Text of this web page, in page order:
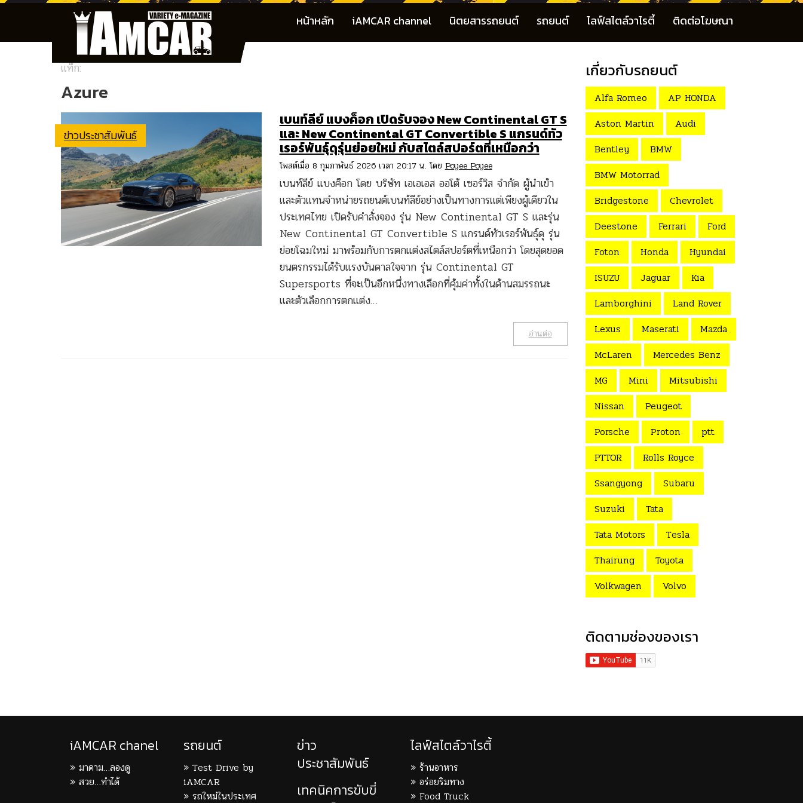
หน้าหลัก iAMCAR channel นิตยสารรถยนต์ รถยนต์ ไลฟ์สไตล์วาไรตี้ ติดต่อโฆษณา
แท็ก:
Azure
ข่าวประชาสัมพันธ์
เบนท์ลีย์ แบงค็อก เปิดรับจอง New Continental GT S
และ New Continental GT Convertible S แกรนด์ทัว
เรอร์พันธุ์ดุรุ่นย่อยใหม่ กับสไตล์สปอร์ตที่เหนือกว่า
โพสต์เมื่อ 8 กุมภาพันธ์ 2026 เวลา 20:17 น. โดย Poyee Poyee
เบนท์ลีย์ แบงค็อก โดย บริษัท เอเอเอส ออโต้ เซอร์วิส จำกัด ผู้นำเข้า
และตัวแทนจำหน่ายรถยนต์เบนท์ลีย์อย่างเป็นทางการแต่เพียงผู้เดียวใน
ประเทศไทย เปิดรับคำสั่งจอง รุ่น New Continental GT S และรุ่น
New Continental GT Convertible S แกรนด์ทัวเรอร์พันธุ์ดุ รุ่น
ย่อยโฉมใหม่ มาพร้อมกับการตกแต่งสไตล์สปอร์ตที่เหนือกว่า โดยสุดยอด
ยนตรกรรมได้รับแรงบันดาลใจจาก รุ่น Continental GT
Supersports ที่จะเป็นอีกหนึ่งทางเลือกที่คุ้มค่าทั้งในด้านสมรรถนะ
และตัวเลือกการตกแต่ง…
อ่านต่อ
เกี่ยวกับรถยนต์
Alfa Romeo
AP HONDA
Aston Martin
Audi
Bentley
BMW
BMW Motorrad
Bridgestone
Chevrolet
Deestone
Ferrari
Ford
Foton
Honda
Hyundai
ISUZU
Jaguar
Kia
Lamborghini
Land Rover
Lexus
Maserati
Mazda
McLaren
Mercedes Benz
MG
Mini
Mitsubishi
Nissan
Peugeot
Porsche
Proton
ptt
PTTOR
Rolls Royce
Ssangyong
Subaru
Suzuki
Tata
Tata Motors
Tesla
Thairung
Toyota
Volkwagen
Volvo
ติดตามช่องของเรา
iAMCAR chanel
มาดาม…ลองดู
สวย…ทำได้
รถยนต์
Test Drive by
iAMCAR
รถใหม่ในประเทศ
ข่าว
ประชาสัมพันธ์
เทคนิคการขับขี่
ไลฟ์สไตล์วาไรตี้
ร้านอาหาร
อร่อยริมทาง
Food Truck